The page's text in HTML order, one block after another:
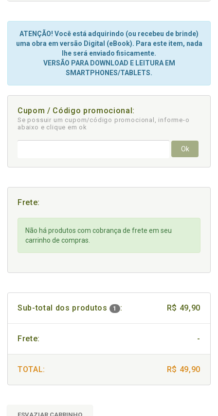
ATENÇÃO! Você está adquirindo (ou recebeu de brinde)
uma obra em versão Digital (eBook). Para este item, nada
lhe será enviado fisicamente.
VERSÃO PARA DOWNLOAD E LEITURA EM
SMARTPHONES/TABLETS.
Cupom / Código promocional:
Se possuir um cupom/código promocional, informe-o
abaixo e clique em ok
Ok
Frete:
Não há produtos com cobrança de frete em seu
carrinho de compras.
Sub-total dos produtos 1 : R$ 49,90
Frete: -
TOTAL: R$ 49,90